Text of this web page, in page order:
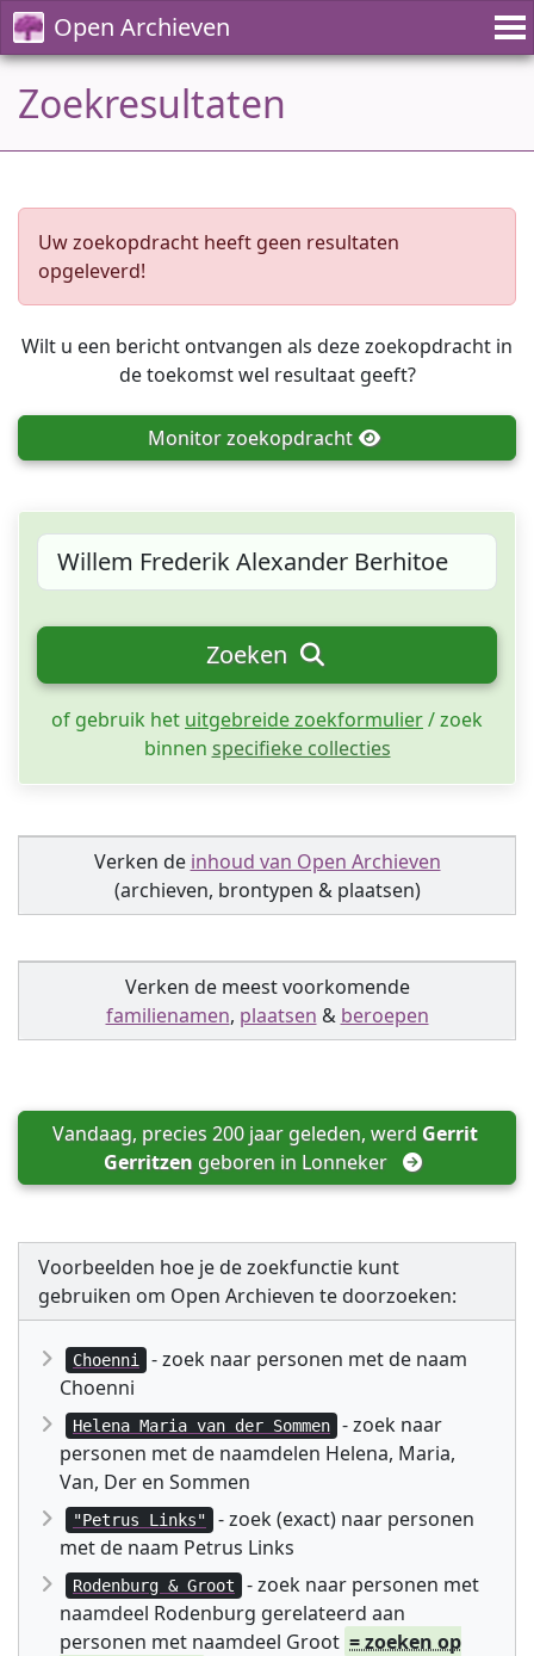
Open Archieven
Zoekresultaten
Uw zoekopdracht heeft geen resultaten
opgeleverd!
Wilt u een bericht ontvangen als deze zoekopdracht in
de toekomst wel resultaat geeft?
Monitorzoekopdracht
Zoeken
of gebruik het uitgebreide zoekformulier/ zoek
binnen specifieke collecties
Verken de inhoud van Open Archieven
(archieven, brontypen & plaatsen)
Verken de meest voorkomende
familienamen, plaatsen & beroepen
Vandaag, precies 200 jaar geleden, werd Gerrit
Gerritzen geboren in Lonneker
Voorbeelden hoe je de zoekfunctie kunt
gebruiken om Open Archieven te doorzoeken:
Choenni
- zoek naar personen met de naam
Choenni
Helena Maria van der Sommen
- zoek naar
personen met de naamdelen Helena, Maria,
Van, Der en Sommen
"Petrus Links"
- zoek (exact) naar personen
met de naam Petrus Links
Rodenburg & Groot
- zoek naar personen met
naamdeel Rodenburg gerelateerd aan
personen met naamdeel Groot = zoeken op